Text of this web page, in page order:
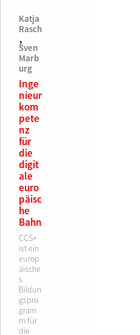
Katja
Rasch
,
Sven
Marb
urg
Inge
nieur
kom
pete
nz
für
die
digit
ale
euro
päisc
he
Bahn
CCS+
ist ein
europ
äische
s
Bildun
gspro
gram
m für
die